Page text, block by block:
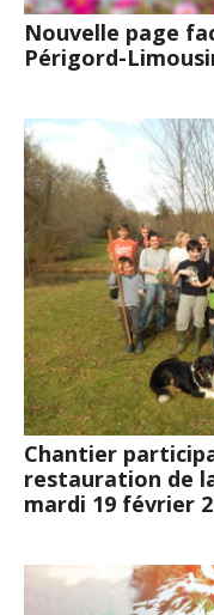
Nouvelle page
Périgord-
Chantier
restauration de
mardi 19 février